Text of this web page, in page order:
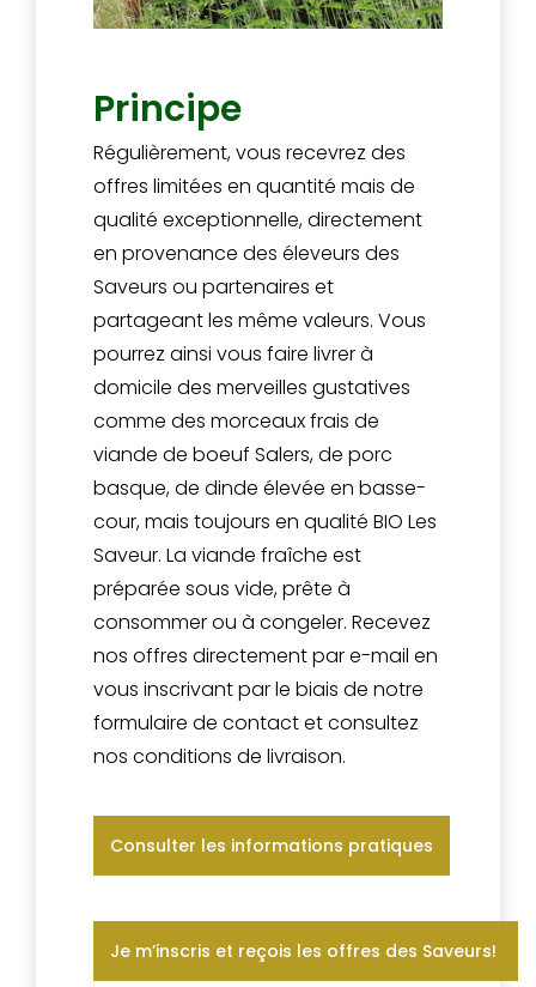
Principe
Régulièrement, vous recevrez des
offres limitées en quantité mais de
qualité exceptionnelle, directement
en provenance des éleveurs des
Saveurs ou partenaires et
partageant les même valeurs. Vous
pourrez ainsi vous faire livrer à
domicile des merveilles gustatives
comme des morceaux frais de
viande de boeuf Salers, de porc
basque, de dinde élevée en basse-
cour, mais toujours en qualité BIO Les
Saveur. La viande fraîche est
préparée sous vide, prête à
consommer ou à congeler. Recevez
nos offres directement par e-mail en
vous inscrivant par le biais de notre
formulaire de contact et consultez
nos conditions de livraison.
Consulter les informations pratiques
Je m’inscris et reçois les offres des Saveurs!